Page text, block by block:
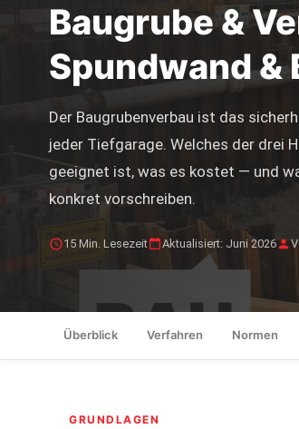
Baugrube &
Spundwand &
Der Baugrubenverbau ist das
jeder Tiefgarage. Welches der drei
geeignet ist, was es kostet — und
konkret vorschreiben.
15 Min. Lesezeit Aktualisiert: Juni 2026
Überblick Verfahren Normen
GRUNDLAGEN